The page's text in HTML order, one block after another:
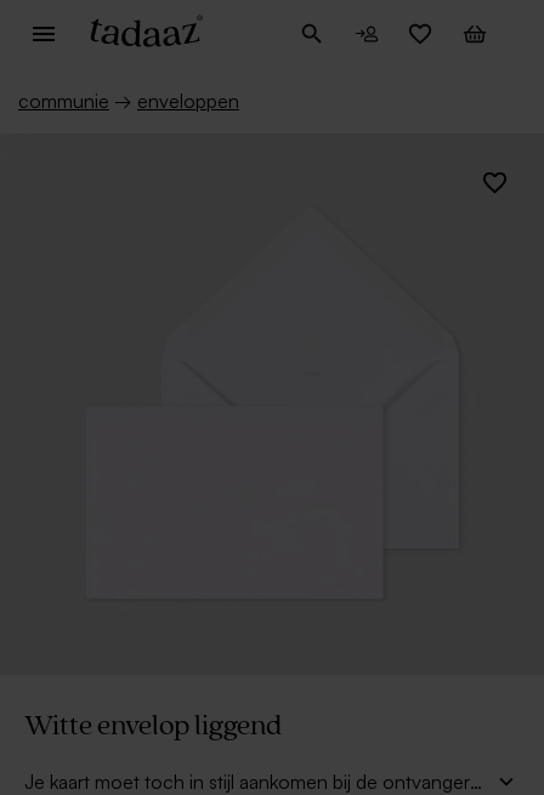
communie → enveloppen
Witte envelop liggend
Je kaart moet toch in stijl aankomen bij de ontvanger?